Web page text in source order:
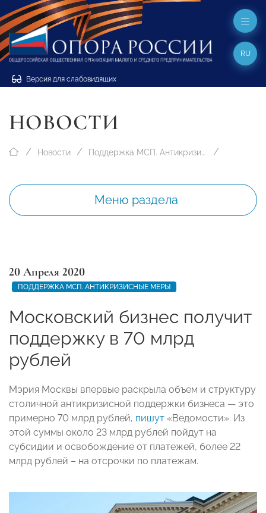
Версия для слабовидящих
RU
НОВОСТИ
Новости Поддержка МСП. Антикризисные меры
Меню раздела
20 Апреля 2020
ПОДДЕРЖКА МСП. АНТИКРИЗИСНЫЕ МЕРЫ
Московский бизнес получит
поддержку в 70 млрд
рублей
Мэрия Москвы впервые раскрыла объем и структуру
столичной антикризисной поддержки бизнеса — это
примерно 70 млрд рублей, пишут «Ведомости». Из
этой суммы около 23 млрд рублей пойдут на
субсидии и освобождение от платежей, более 22
млрд рублей – на отсрочки по платежам.